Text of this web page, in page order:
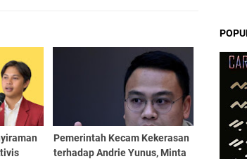
Pemerintah Kecam Kekerasan
terhadap Andrie Yunus, Minta